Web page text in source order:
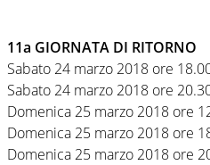
11a GIORNATA DI RITORNO
Sabato 24 marzo 2018 ore
Sabato 24 marzo 2018 ore
Domenica 25 marzo 2018 ore
Domenica 25 marzo 2018 ore
Domenica 25 marzo 2018 ore